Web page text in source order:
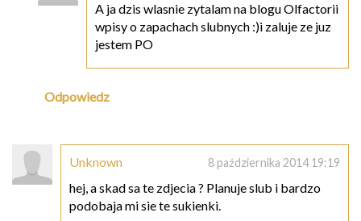
A ja dzis wlasnie zytalam na blogu Olfactorii
wpisy o zapachach slubnych :)i zaluje ze juz
jestem PO
Odpowiedz
Unknown 8 października 2014 19:19
hej, a skad sa te zdjecia ? Planuje slub i bardzo
podobaja mi sie te sukienki.